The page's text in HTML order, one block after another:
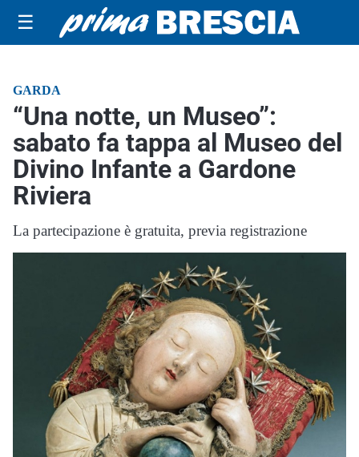
☰
GARDA
“Una notte, un Museo”:
sabato fa tappa al Museo del
Divino Infante a Gardone
Riviera
La partecipazione è gratuita, previa registrazione